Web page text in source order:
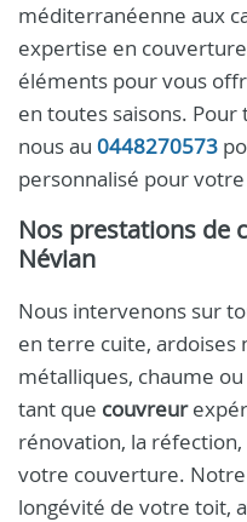
méditerranéenne aux
expertise en
éléments pour vous
en toutes saisons.
nous au 0448270573
personnalisé pour
Nos prestations de
Névian
Nous intervenons sur
en terre cuite, ardoises
métalliques, chaume
tant que couvreur
rénovation, la
votre couverture.
longévité de votre toit,